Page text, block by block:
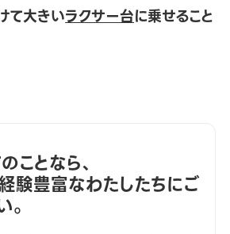
て大きいラクサー台に乗せること
ことなら、
験豊富なわたしたちにご
。